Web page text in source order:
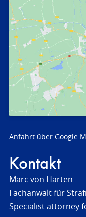
Anfahrt über Google
Kontakt
Marc von Harten
Fachanwalt für
Specialist attorney